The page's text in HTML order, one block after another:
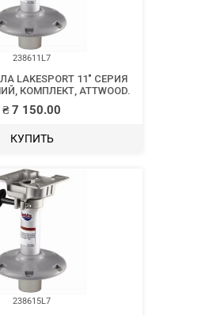
238611L7
LAKESPORT 11″ СЕРИЯ
КОМПЛЕКТ, ATTWOOD.
₴7 150.00
КУПИТЬ
238615L7